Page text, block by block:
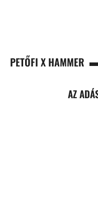
PETŐFI X HAMMER
AZ